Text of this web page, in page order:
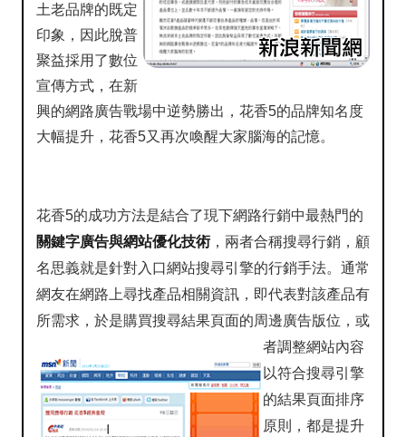
土老品牌的既定
印象，因此脫普
聚益採用了數位
宣傳方式，在新
興的網路廣告戰場中逆勢勝出，花香5的品牌知名度
大幅提升，花香5又再次喚醒大家腦海的記憶。
花香5的成功方法是結合了現下網路行銷中最熱門的
關鍵字廣告與網站優化技術 ，兩者合稱搜尋行銷，顧
名思義就是針對入口網站搜尋引擎的行銷手法。通常
網友在網路上尋找產品相關資訊，即代表對該產品有
所需求，於是購買搜尋結果頁面的周邊廣告版位，或
者調整網站內容
以符合搜尋引擎
的結果頁面排序
原則，都是提升